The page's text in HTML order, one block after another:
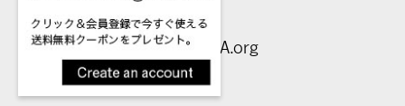
Visit MoMA.org